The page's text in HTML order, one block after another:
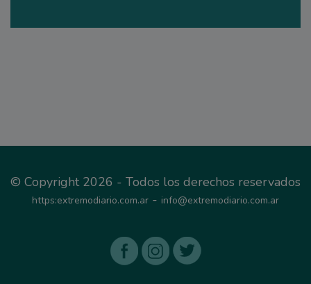
© Copyright 2026 - Todos los derechos reservados
https:extremodiario.com.ar - info@extremodiario.com.ar